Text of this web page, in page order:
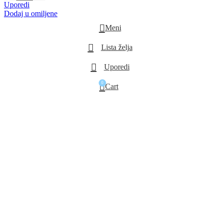
Uporedi
Dodaj u omiljene
Meni
Lista želja
Uporedi
0 Cart